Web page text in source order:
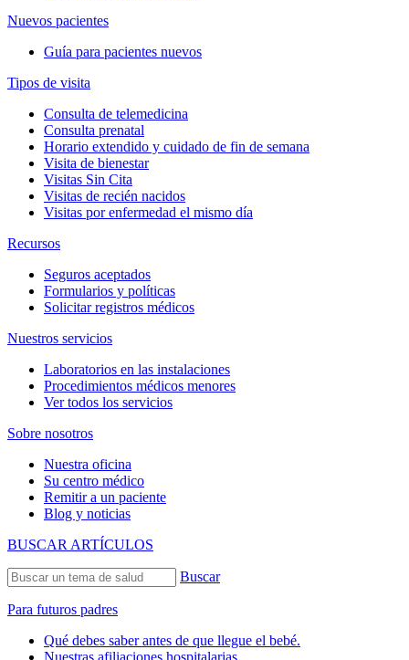
Nuevos pacientes
Guía para pacientes nuevos
Tipos de visita
Consulta de telemedicina
Consulta prenatal
Horario extendido y cuidado de fin de semana
Visita de bienestar
Visitas Sin Cita
Visitas de recién nacidos
Visitas por enfermedad el mismo día
Recursos
Seguros aceptados
Formularios y políticas
Solicitar registros médicos
Nuestros servicios
Laboratorios en las instalaciones
Procedimientos médicos menores
Ver todos los servicios
Sobre nosotros
Nuestra oficina
Su centro médico
Remitir a un paciente
Blog y noticias
BUSCAR ARTÍCULOS
Buscar
Para futuros padres
Qué debes saber antes de que llegue el bebé.
Nuestras afiliaciones hospitalarias